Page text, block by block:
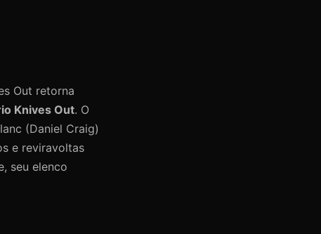
Out retorna
Knives Out. O
(Daniel Craig)
e reviravoltas
seu elenco